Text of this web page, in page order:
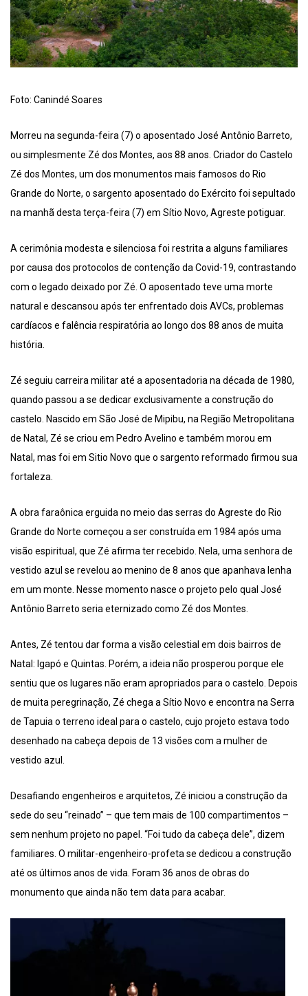
Foto: Canindé Soares
Morreu na segunda-feira (7) o aposentado José Antônio Barreto,
ou simplesmente Zé dos Montes, aos 88 anos. Criador do Castelo
Zé dos Montes, um dos monumentos mais famosos do Rio
Grande do Norte, o sargento aposentado do Exército foi sepultado
na manhã desta terça-feira (7) em Sítio Novo, Agreste potiguar.
A cerimônia modesta e silenciosa foi restrita a alguns familiares
por causa dos protocolos de contenção da Covid-19, contrastando
com o legado deixado por Zé. O aposentado teve uma morte
natural e descansou após ter enfrentado dois AVCs, problemas
cardíacos e falência respiratória ao longo dos 88 anos de muita
história.
Zé seguiu carreira militar até a aposentadoria na década de 1980,
quando passou a se dedicar exclusivamente a construção do
castelo. Nascido em São José de Mipibu, na Região Metropolitana
de Natal, Zé se criou em Pedro Avelino e também morou em
Natal, mas foi em Sitio Novo que o sargento reformado firmou sua
fortaleza.
A obra faraônica erguida no meio das serras do Agreste do Rio
Grande do Norte começou a ser construída em 1984 após uma
visão espiritual, que Zé afirma ter recebido. Nela, uma senhora de
vestido azul se revelou ao menino de 8 anos que apanhava lenha
em um monte. Nesse momento nasce o projeto pelo qual José
Antônio Barreto seria eternizado como Zé dos Montes.
Antes, Zé tentou dar forma a visão celestial em dois bairros de
Natal: Igapó e Quintas. Porém, a ideia não prosperou porque ele
sentiu que os lugares não eram apropriados para o castelo. Depois
de muita peregrinação, Zé chega a Sítio Novo e encontra na Serra
de Tapuia o terreno ideal para o castelo, cujo projeto estava todo
desenhado na cabeça depois de 13 visões com a mulher de
vestido azul.
Desafiando engenheiros e arquitetos, Zé iniciou a construção da
sede do seu “reinado” – que tem mais de 100 compartimentos –
sem nenhum projeto no papel. “Foi tudo da cabeça dele”, dizem
familiares. O militar-engenheiro-profeta se dedicou a construção
até os últimos anos de vida. Foram 36 anos de obras do
monumento que ainda não tem data para acabar.